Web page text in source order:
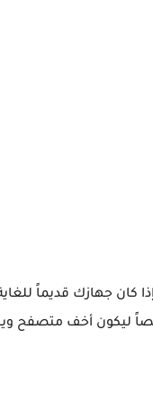
إذا كان جهازك قديماً
أخف متصفح